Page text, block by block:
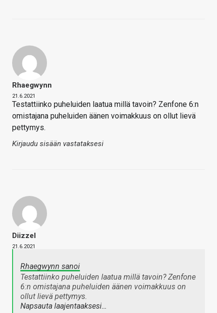
Rhaegwynn
21.6.2021
Testattiinko puheluiden laatua millä tavoin? Zenfone 6:n
omistajana puheluiden äänen voimakkuus on ollut lievä
pettymys.
Kirjaudu sisään vastataksesi
Diizzel
21.6.2021
Rhaegwynn sanoi
Testattiinko puheluiden laatua millä tavoin? Zenfone
6:n omistajana puheluiden äänen voimakkuus on
ollut lievä pettymys.
Napsauta laajentaaksesi…